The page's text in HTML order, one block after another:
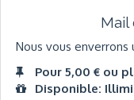
Nous vous
Pour 5,00 € ou
Disponible: